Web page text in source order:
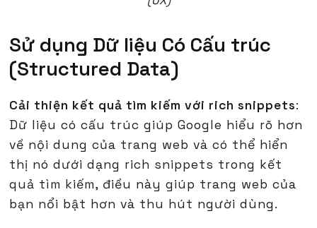
Sử dụng Dữ liệu Có Cấu trúc
(Structured Data)
Cải thiện kết quả tìm kiếm với rich snippets:
Dữ liệu có cấu trúc giúp Google hiểu rõ hơn
về nội dung của trang web và có thể hiển
thị nó dưới dạng rich snippets trong kết
quả tìm kiếm, điều này giúp trang web của
bạn nổi bật hơn và thu hút người dùng.